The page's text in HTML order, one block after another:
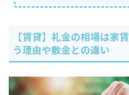
【賃貸】礼金の相場は家
う理由や敷金との違い